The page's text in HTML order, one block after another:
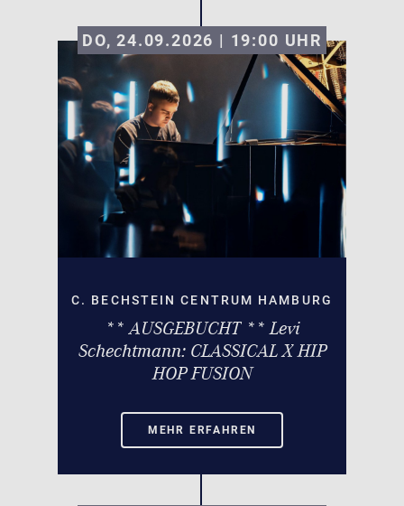
DO, 24.09.2026 | 19:00 UHR
C. BECHSTEIN CENTRUM HAMBURG
** AUSGEBUCHT ** Levi
Schechtmann: CLASSICAL X HIP
HOP FUSION
MEHR ERFAHREN